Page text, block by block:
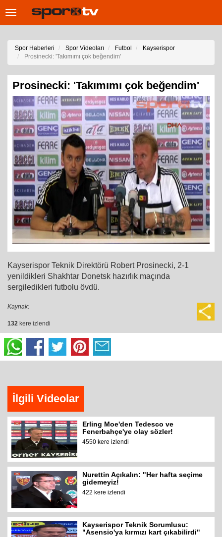
Toggle
Spor Haberleri Spor Videoları Futbol
Kayserispor
Prosinecki: 'Takımımı çok beğendim'
Prosinecki: 'Takımımı çok beğendim'
Kayserispor Teknik Direktörü Robert Prosinecki, 2-1
yenildikleri Shakhtar Donetsk hazırlık maçında
sergiledikleri futbolu övdü.
Kaynak:
132 kere izlendi
İlgili Videolar
Erling Moe'den Tedesco ve
Fenerbahçe'ye olay sözler!
4550 kere izlendi
Nurettin Açıkalın: "Her hafta seçime
gidemeyiz!
422 kere izlendi
Kayserispor Teknik Sorumlusu:
"Asensio'ya kırmızı kart çıkabilirdi"